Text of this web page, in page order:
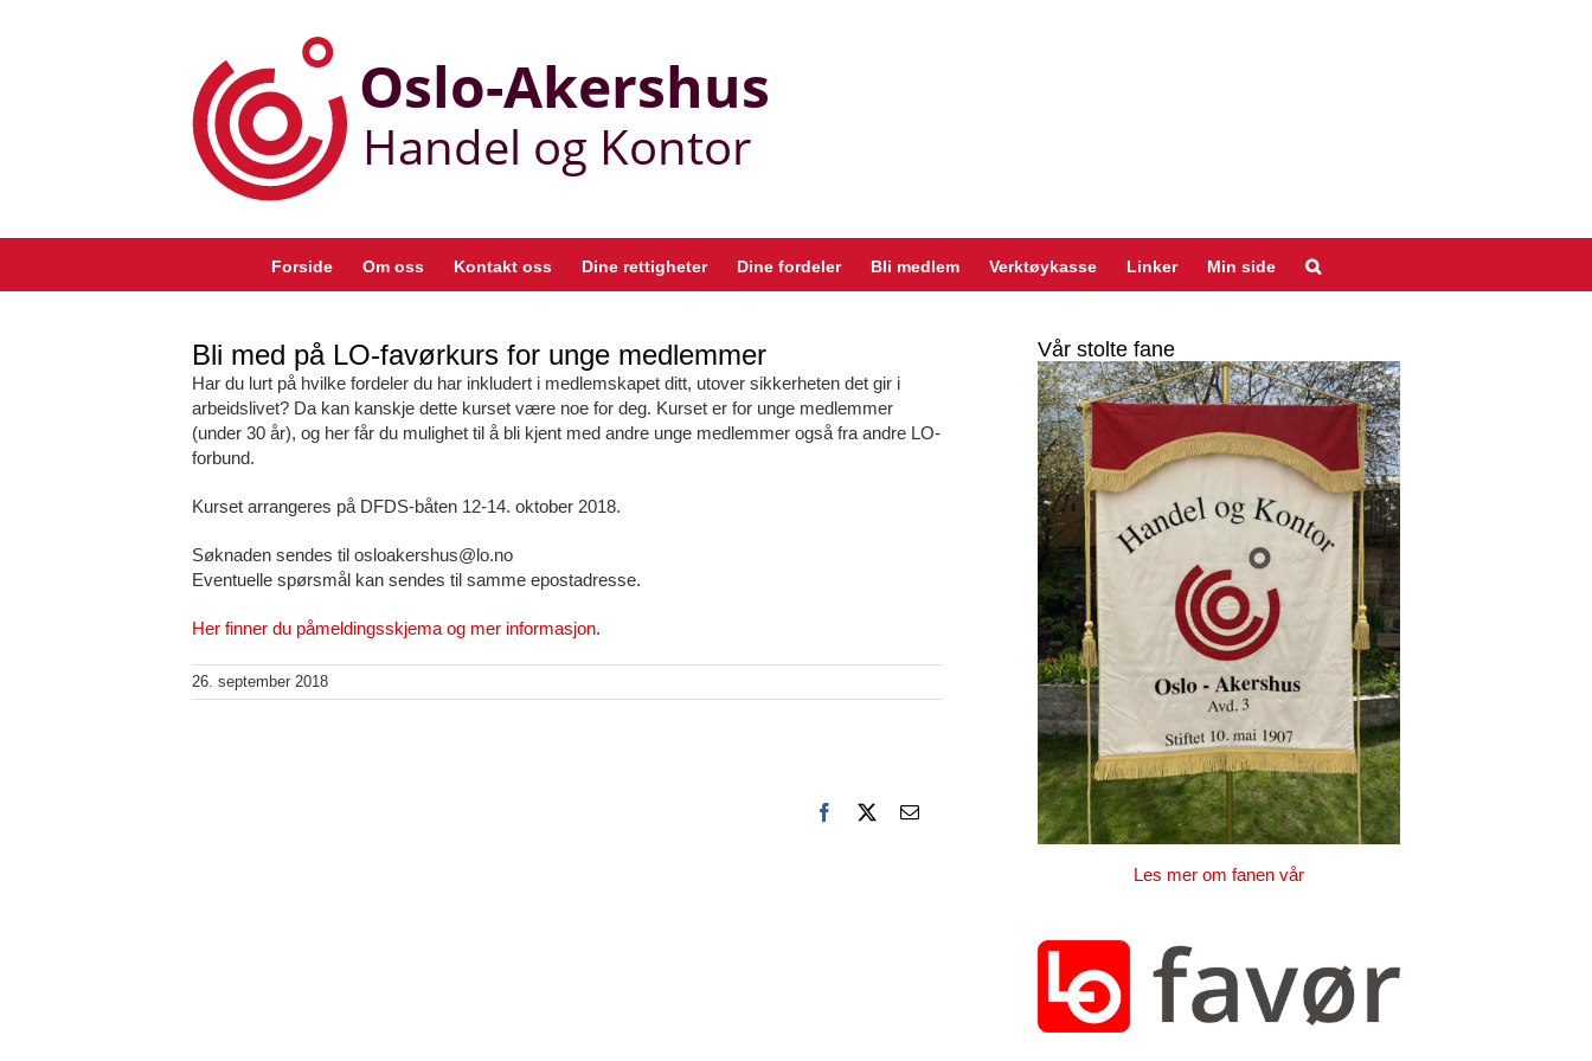
Forside Om oss Kontakt oss Dine rettigheter Dine fordeler Bli medlem Verktøykasse Linker Min side
Bli med på LO-favørkurs for unge medlemmer
Har du lurt på hvilke fordeler du har inkludert i medlemskapet ditt, utover sikkerheten det gir i
arbeidslivet? Da kan kanskje dette kurset være noe for deg. Kurset er for unge medlemmer
(under 30 år), og her får du mulighet til å bli kjent med andre unge medlemmer også fra andre LO-
forbund.
Kurset arrangeres på DFDS-båten 12-14. oktober 2018.
Søknaden sendes til osloakershus@lo.no
Eventuelle spørsmål kan sendes til samme epostadresse.
Her finner du påmeldingsskjema og mer informasjon.
26. september 2018
Facebook
E-
Vår stolte fane
Les mer om fanen vår